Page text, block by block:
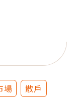
場
散戶